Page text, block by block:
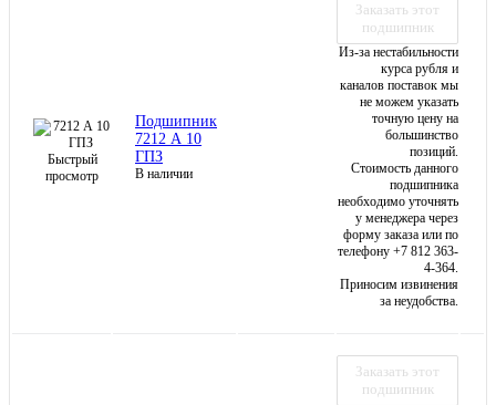
Быстрый
просмотр
Подшипник
7212 А 10
ГПЗ
В наличии
Заказать этот
подшипник
Из-за нестабильности
курса рубля и
каналов поставок мы
не можем указать
точную цену на
большинство
позиций.
Стоимость данного
подшипника
необходимо уточнять
у менеджера через
форму заказа или по
телефону +7 812 363-
4-364.
Приносим извинения
за неудобства.
Заказать этот
подшипник